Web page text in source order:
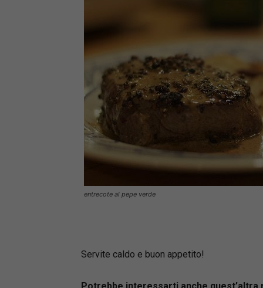
entrecote al pepe verde
Servite caldo e buon appetito!